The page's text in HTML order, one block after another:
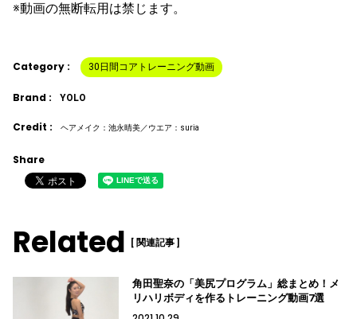
※動画の無断転用は禁じます。
Category : 30日間コアトレーニング動画
Brand : YOLO
Credit : ヘアメイク：池永晴美／ウエア：suria
Share
Related [ 関連記事 ]
角田聖奈の「美尻プログラム」総まとめ！メ
リハリボディを作るトレーニング動画7選